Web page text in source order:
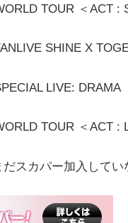
TOUR ＜ACT :
SHINE X
LIVE: DRAMA
TOUR ＜ACT :
スカパー加入してい